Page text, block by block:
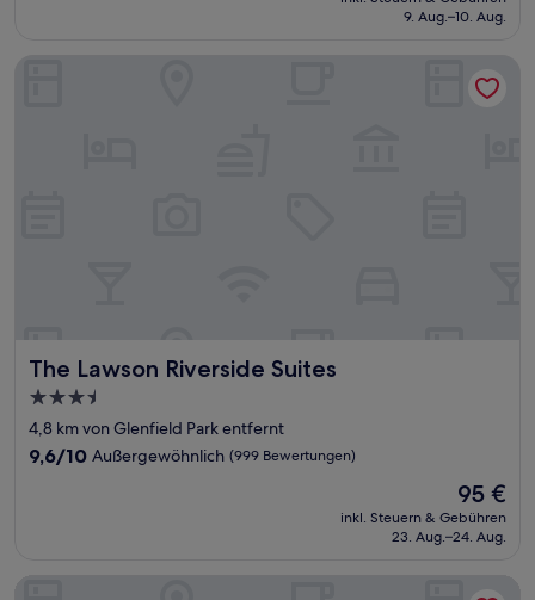
beträgt
9. Aug.–10. Aug.
The Lawson Riverside Suites
The Lawson Riverside Suites
3.5-
Sterne-
Unterkunft
4,8 km von Glenfield Park entfernt
9.6
9,6/10 Außergewöhnlich (999 Bewertungen)
Der
Preis
beträgt
95 €
inkl. Steuern & Gebühren
23. Aug.–24. Aug.
St Hugh Hotel Wagga Wagga